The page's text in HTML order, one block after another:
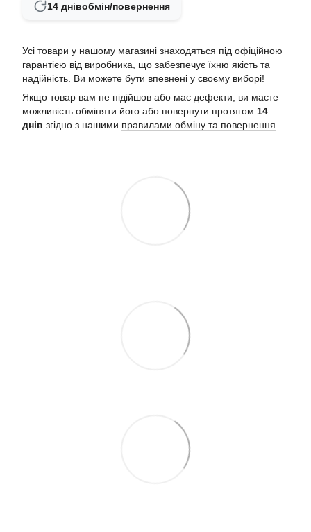
14 днівобмін/повернення
Усі товари у нашому магазині знаходяться під офіційною
гарантією від виробника, що забезпечує їхню якість та
надійність. Ви можете бути впевнені у своєму виборі!
Якщо товар вам не підійшов або має дефекти, ви маєте
можливість обміняти його або повернути протягом 14
днів згідно з нашими правилами обміну та повернення